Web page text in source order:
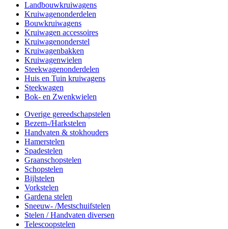
Landbouwkruiwagens
Kruiwagenonderdelen
Bouwkruiwagens
Kruiwagen accessoires
Kruiwagenonderstel
Kruiwagenbakken
Kruiwagenwielen
Steekwagenonderdelen
Huis en Tuin kruiwagens
Steekwagen
Bok- en Zwenkwielen
Overige gereedschapstelen
Bezem-/Harkstelen
Handvaten & stokhouders
Hamerstelen
Spadestelen
Graanschopstelen
Schopstelen
Bijlstelen
Vorkstelen
Gardena stelen
Sneeuw- /Mestschuifstelen
Stelen / Handvaten diversen
Telescoopstelen